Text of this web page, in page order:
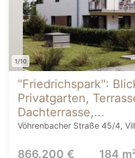
1/10
"Friedrichspark":
Privatgarten,
Dachterrasse,...
Vöhrenbacher Straße 45/4,
866.200 € 184